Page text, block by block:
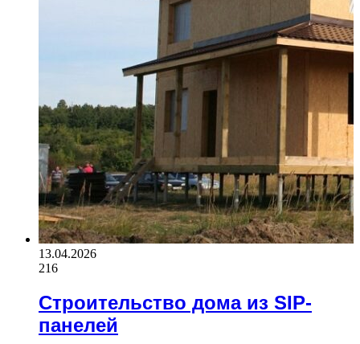
13.04.2026
216
Строительство дома из SIP-
панелей